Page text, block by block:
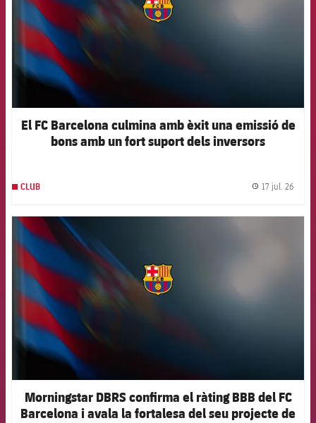
El FC Barcelona culmina amb èxit una emissió de
bons amb un fort suport dels inversors
CLUB 17 jul. 26
Morningstar DBRS confirma el ràting BBB del FC
Barcelona i avala la fortalesa del seu projecte de